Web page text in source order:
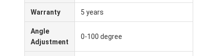
শামিয়ানা আনুষাঙ্গিক
Warranty 5 years
Angle
Adjustment
0-100 degree